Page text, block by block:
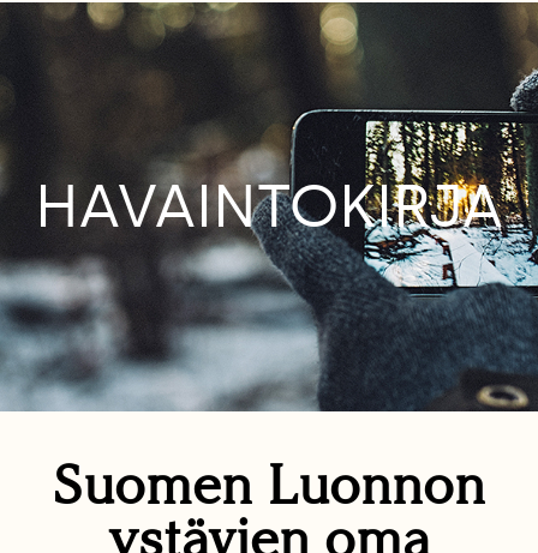
HAVAINTOKIRJA
Suomen Luonnon